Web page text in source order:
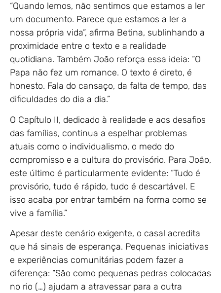
“Quando lemos, não sentimos que estamos a ler
um documento. Parece que estamos a ler a
nossa própria vida”, afirma Betina, sublinhando a
proximidade entre o texto e a realidade
quotidiana. Também João reforça essa ideia: “O
Papa não fez um romance. O texto é direto, é
honesto. Fala do cansaço, da falta de tempo, das
dificuldades do dia a dia.”
O Capítulo II, dedicado à realidade e aos desafios
das famílias, continua a espelhar problemas
atuais como o individualismo, o medo do
compromisso e a cultura do provisório. Para João,
este último é particularmente evidente: “Tudo é
provisório, tudo é rápido, tudo é descartável. E
isso acaba por entrar também na forma como se
vive a família.”
Apesar deste cenário exigente, o casal acredita
que há sinais de esperança. Pequenas iniciativas
e experiências comunitárias podem fazer a
diferença: “São como pequenas pedras colocadas
no rio (…) ajudam a atravessar para a outra